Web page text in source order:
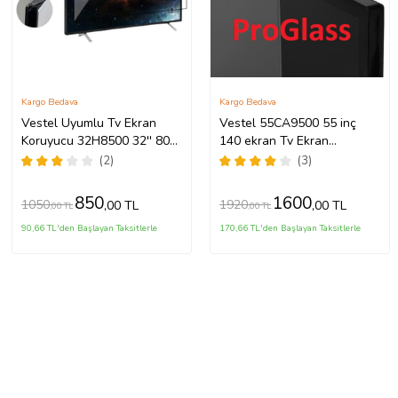
Vestel Uyumlu Tv Ekran
Koruyucu 32H8500 32'' 80
Ekran HD Ready TV
(2)
Kargo Bedava
1050,00 TL 850,00 TL
90,66 TL'den Başlayan Taksitlerle
Vestel 55CA9500 55 inç
140 ekran Tv Ekran
Koruyucu
(3)
Kargo Bedava
1920,00 TL 1600,00 TL
170,66 TL'den Başlayan Taksitlerle